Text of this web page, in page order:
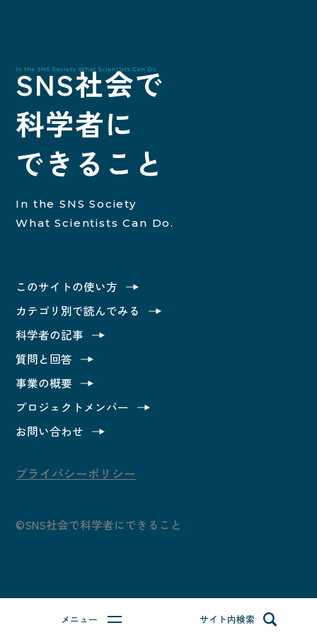
メニュー サイト内検索
このサイトの使い方
カテゴリ別で読んでみる
科学者の記事
質問と回答
事業の概要
SNS社会で
科学者に
できること
In the SNS Society
What Scientists Can Do.
このサイトの使い方
カテゴリ別で読んでみる
科学者の記事
質問と回答
事業の概要
プロジェクトメンバー
お問い合わせ
プライバシーポリシー
©SNS社会で科学者にできること